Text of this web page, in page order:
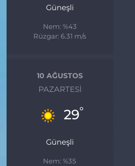
Güneşli
Nem: %43
Rüzgar: 6.31 m/s
10 AĞUSTOS
PAZARTESI
29°
Güneşli
Nem: %35